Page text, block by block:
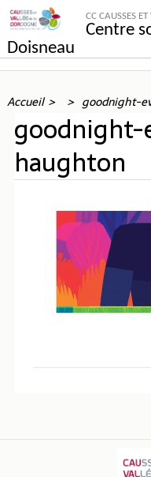
CC CAUSSES
Centre
Doisneau
Accueil goodnight-
haughton